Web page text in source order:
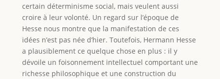
certain déterminisme social, mais veulent aussi
croire à leur volonté. Un regard sur l’époque de
Hesse nous montre que la manifestation de ces
idées n’est pas née d’hier. Toutefois, Hermann Hesse
a plausiblement ce quelque chose en plus : il y
dévoile un foisonnement intellectuel comportant une
richesse philosophique et une construction du